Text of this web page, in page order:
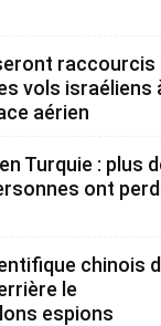
raccourcis
vols israéliens
aérien
Turquie : plus
ont
chinois
le
espions